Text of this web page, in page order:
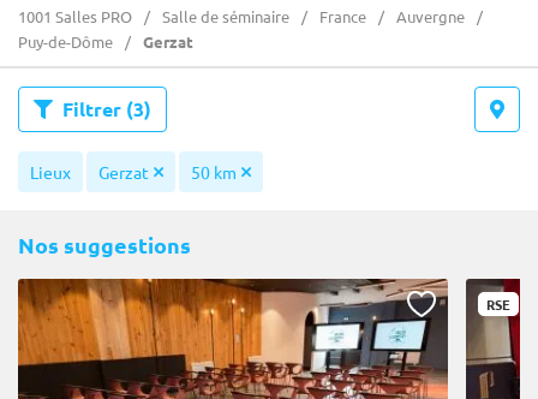
1001 Salles PRO Salle de séminaire France
Auvergne
Puy-de-Dôme
Gerzat
Filtrer (3)
Lieux Gerzat 50 km
Nos suggestions
RSE